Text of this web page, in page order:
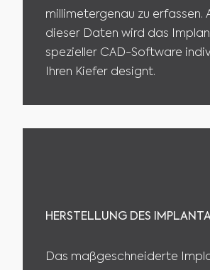
millimetergenau zu erfassen.
dieser Daten wird das
spezieller CAD-Software
Ihren Kiefer designt.
HERSTELLUNG DES
Das maßgeschneiderte